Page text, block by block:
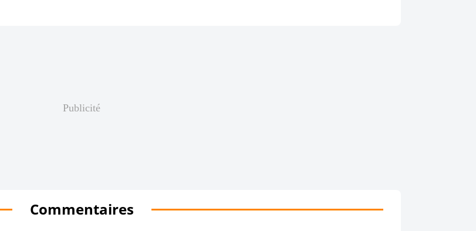
Publicité
Commentaires